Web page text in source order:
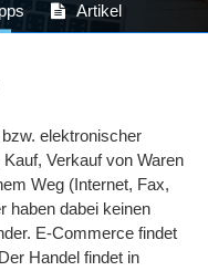
Artikel
elektronischer
Verkauf von Waren
Weg (Internet, Fax,
haben dabei keinen
E-Commerce findet
Handel findet in